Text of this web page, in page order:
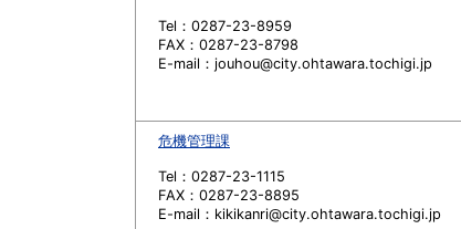
Tel：0287-23-8959
FAX：0287-23-8798
E-mail：jouhou@city.ohtawara.tochigi.jp
危機管理課
Tel：0287-23-1115
FAX：0287-23-8895
E-mail：kikikanri@city.ohtawara.tochigi.jp